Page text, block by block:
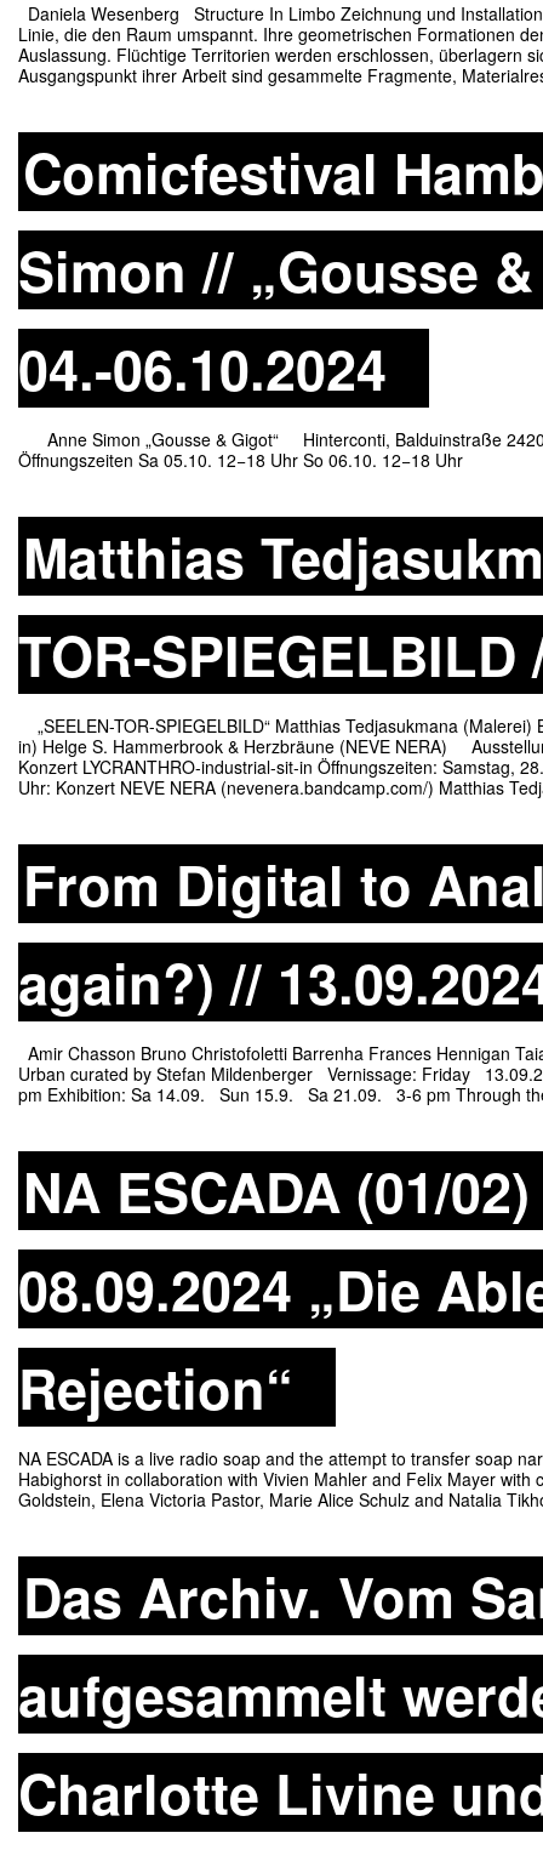
Daniela Wesenberg Structure In Limbo Zeichnung und
Linie, die den Raum umspannt. Ihre geometrischen Formationen
Auslassung. Flüchtige Territorien werden erschlossen, überlagern
Ausgangspunkt ihrer Arbeit sind gesammelte Fragmente,
Comicfestival
Simon // „Gousse
04.-06.10.2024
Anne Simon „Gousse & Gigot“ Hinterconti, Balduinstraße
Öffnungszeiten Sa 05.10. 12−18 Uhr So 06.10. 12−18 Uhr
Matthias
TOR-SPIEGELBILD
„SEELEN-TOR-SPIEGELBILD“ Matthias Tedjasukmana
in) Helge S. Hammerbrook & Herzbräune (NEVE NERA)
Konzert LYCRANTHRO-industrial-sit-in Öffnungszeiten: Samstag,
Uhr: Konzert NEVE NERA (nevenera.bandcamp.com/) Matthias
From Digital to
again?) //
Amir Chasson Bruno Christofoletti Barrenha Frances Hennigan
Urban curated by Stefan Mildenberger Vernissage: Friday
pm Exhibition: Sa 14.09. Sun 15.9. Sa 21.09. 3-6 pm Through
NA ESCADA (01/
08.09.2024 „Die
Rejection“
NA ESCADA is a live radio soap and the attempt to transfer soap
Habighorst in collaboration with Vivien Mahler and Felix Mayer
Goldstein, Elena Victoria Pastor, Marie Alice Schulz and Natalia
Das Archiv. Vom
aufgesammelt
Charlotte Livine